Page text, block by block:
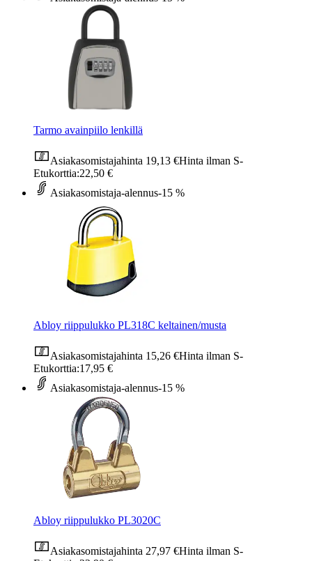
Tarmo avainpiilo lenkillä
Asiakasomistajahinta 19,13 €Hinta ilman S-
Etukorttia:22,50 €
Asiakasomistaja-alennus-15 %
Abloy riippulukko PL318C keltainen/musta
Asiakasomistajahinta 15,26 €Hinta ilman S-
Etukorttia:17,95 €
Asiakasomistaja-alennus-15 %
Abloy riippulukko PL3020C
Asiakasomistajahinta 27,97 €Hinta ilman S-